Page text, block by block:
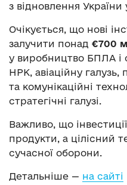
з відновлення України
Очікується, що нові
залучити понад €700
у виробництво БПЛА і
НРК, авіаційну галузь,
та комунікаційні
стратегічні галузі.
Важливо, що
продукти, а цілісний
сучасної оборони.
Детальніше — на сайті